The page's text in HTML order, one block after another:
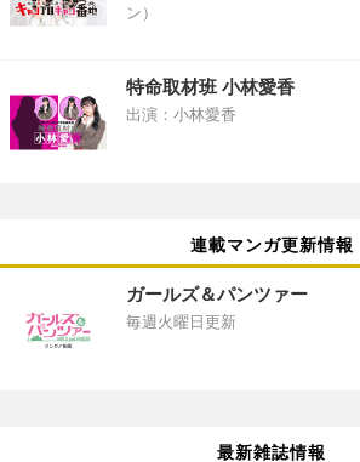
ン）
特命取材班 小林愛香
出演：小林愛香
連載マンガ更新情報
ガールズ＆パンツァー
毎週火曜日更新
最新雑誌情報